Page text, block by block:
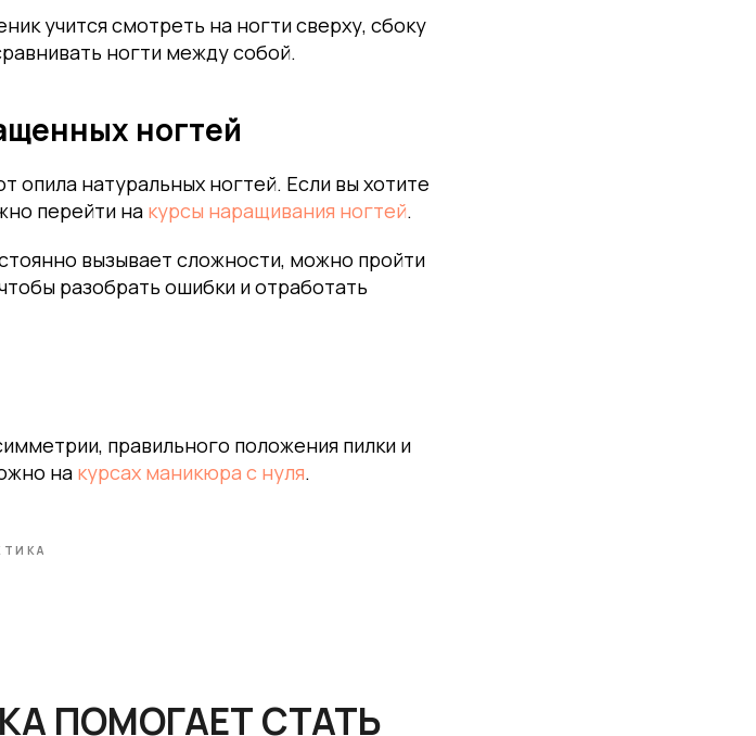
учится смотреть на ногти сверху, сбоку
ногти между собой.
ногтей
опила натуральных ногтей. Если вы хотите
перейти на курсы наращивания ногтей.
вызывает сложности, можно пройти
разобрать ошибки и отработать
правильного положения пилки и
на курсах маникюра с нуля.